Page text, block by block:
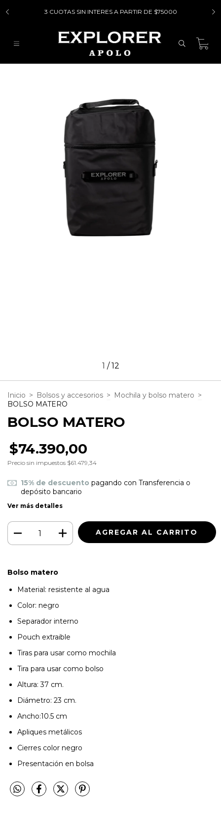
3 CUOTAS SIN INTERES A PARTIR DE $75000
1 /12
Inicio > Bolsos y accesorios > Mochila y bolso matero >
BOLSO MATERO
BOLSO MATERO
$74.390,00
Precio sin impuestos $61.479,34
15% de descuento pagando con Transferencia o
depósito bancario
Ver más detalles
Bolso matero
Material: resistente al agua
Color: negro
Separador interno
Pouch extraible
Tiras para usar como mochila
Tira para usar como bolso
Altura: 37 cm.
Diámetro: 23 cm.
Ancho:10.5 cm
Apliques metálicos
Cierres color negro
Presentación en bolsa